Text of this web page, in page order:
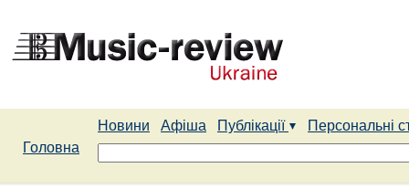
Новини Афіша Публікації
Персональні
Головна